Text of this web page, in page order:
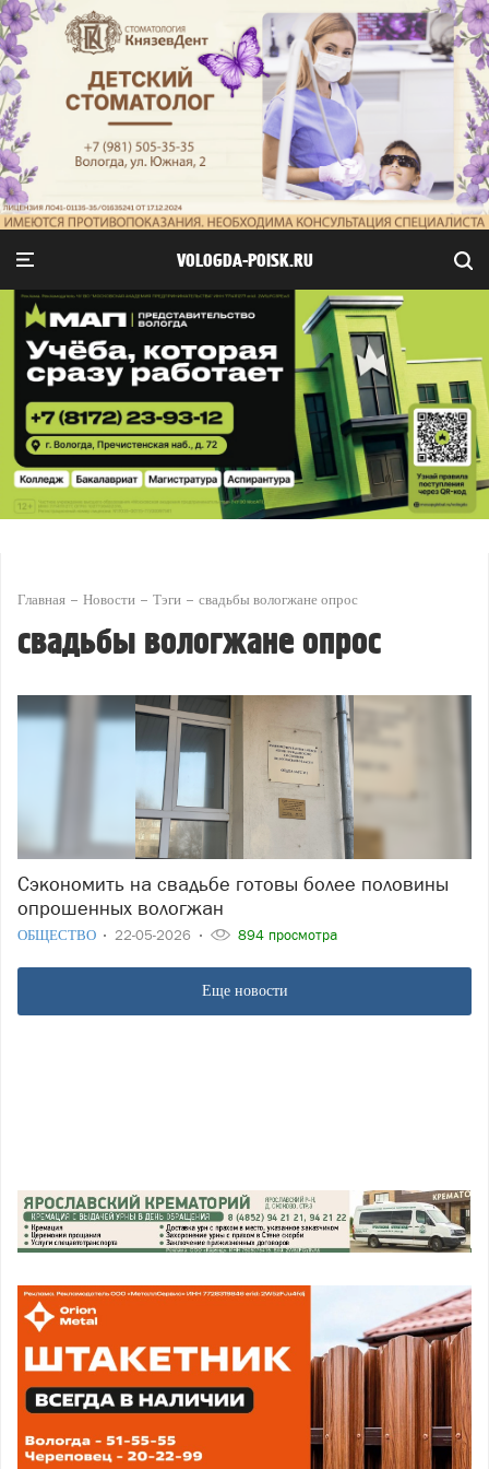
VOLOGDA-POISK.RU
Главная Новости Тэги свадьбы вологжане опрос
свадьбы вологжане опрос
Сэкономить на свадьбе готовы более половины
опрошенных вологжан
ОБЩЕСТВО 22-05-2026 894 просмотра
Еще новости